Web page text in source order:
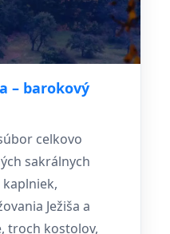
– barokový
celkovo
sakrálnych
Ježiša a
troch kostolov,